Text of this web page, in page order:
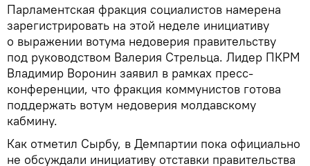
Парламентская фракция социалистов намерена
зарегистрировать на этой неделе инициативу
о выражении вотума недоверия правительству
под руководством Валерия Стрельца. Лидер ПКРМ
Владимир Воронин заявил в рамках пресс-
конференции, что фракция коммунистов готова
поддержать вотум недоверия молдавскому
кабмину.
Как отметил Сырбу, в Демпартии пока официально
не обсуждали инициативу отставки правительства